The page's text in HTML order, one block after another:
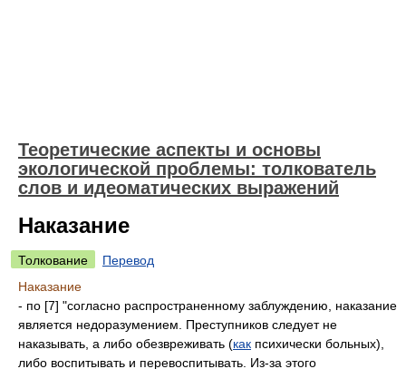
Теоретические аспекты и основы
экологической проблемы: толкователь
слов и идеоматических выражений
Наказание
Толкование
Перевод
Наказание
- по [7] "согласно распространенному заблуждению, наказание
является недоразумением. Преступников следует не
наказывать, а либо обезвреживать (как психически больных),
либо воспитывать и перевоспитывать. Из-за этого